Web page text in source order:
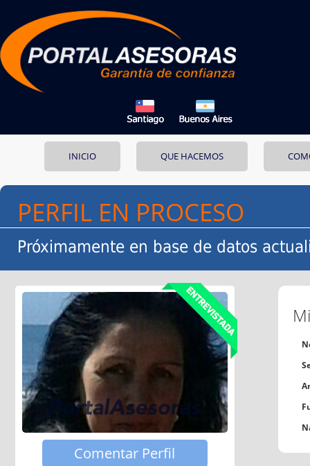
INICIO QUE HACEMOS
PERFIL EN PROCESO
Próximamente en base de datos
Comentar Perfil